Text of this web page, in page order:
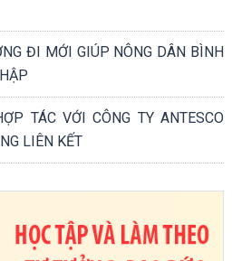
ĐI MỚI GIÚP NÔNG DÂN BÌNH
TÁC VỚI CÔNG TY ANTESCO
LIÊN KẾT